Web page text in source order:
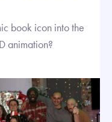
book icon into the
animation?